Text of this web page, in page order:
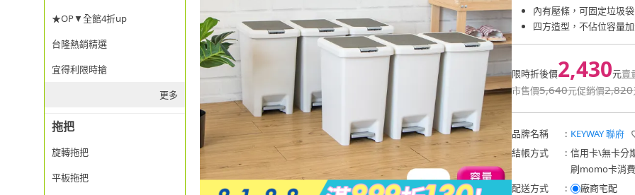
★OP▼全館4折up
台隆熱銷精選
宜得利限時搶
更多
拖把
旋轉拖把
平板拖把
內有壓條，可固定垃圾袋
四方造型，不佔位容量
限時折後價2,430元賣
市售價5,640元促銷價2,820
品牌名稱 : KEYWAY 聯府
結帳方式
: 信用卡\無卡分
刷momo卡消
配送方式
:
廠商宅配